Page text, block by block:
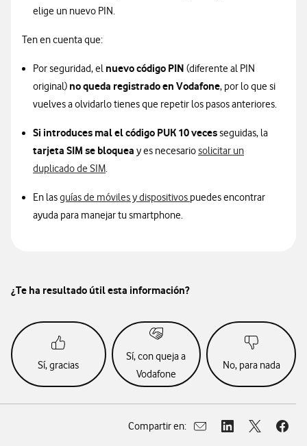
elige un nuevo PIN.
Ten en cuenta que:
Por seguridad, el nuevo código PIN (diferente al PIN
original) no queda registrado en Vodafone, por lo que si
vuelves a olvidarlo tienes que repetir los pasos anteriores.
Si introduces mal el código PUK 10 vecesseguidas, la
tarjeta SIM se bloquea y es necesariosolicitar un
duplicado de SIM.
En lasguías de móviles y dispositivos puedes encontrar
ayuda para manejar tu smartphone.
¿Te ha resultado útil esta información?
Sí, gracias
Sí, con queja a
Vodafone
No, para nada
Compartir en:
Abrir ventana para
Abrir ventana
Abrir Abrir